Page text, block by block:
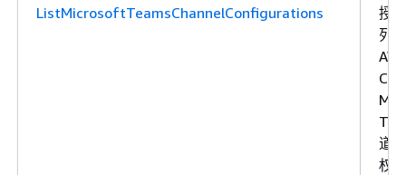
ListMicrosoftTeamsChannelConfigurations
授
列
道
权